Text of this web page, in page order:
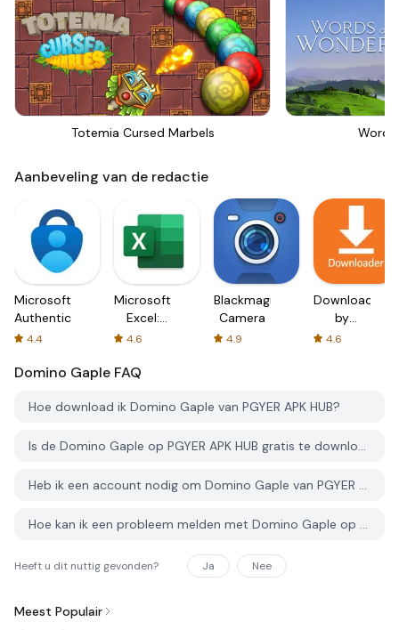
Totemia Cursed Marbels
Aanbeveling van de redactie
Microsoft
Authenticator
4.4
Microsoft
Excel:
Spreadsheets
4.6
Blackmagic
Camera
4.9
Downloader
by
AFTVnews
4.6
Domino Gaple FAQ
Hoe download ik Domino Gaple van PGYER APK HUB?
Is de Domino Gaple op PGYER APK HUB gratis te downloaden?
Heb ik een account nodig om Domino Gaple van PGYER APK HUB te downloaden?
Hoe kan ik een probleem melden met Domino Gaple op PGYER APK HUB?
Heeft u dit nuttig gevonden? Ja Nee
Meest Populair